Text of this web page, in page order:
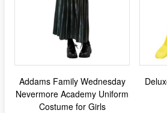
Addams Family Wednesday
Nevermore Academy Uniform
Costume for Girls